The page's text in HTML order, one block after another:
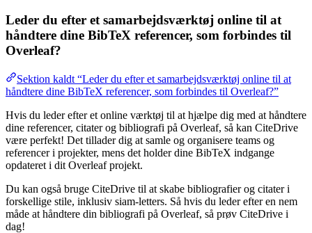
Leder du efter et samarbejdsværktøj online til at
håndtere dine BibTeX referencer, som forbindes til
Overleaf?
Sektion kaldt “Leder du efter et samarbejdsværktøj online til at
håndtere dine BibTeX referencer, som forbindes til Overleaf?”
Hvis du leder efter et online værktøj til at hjælpe dig med at håndtere
dine referencer, citater og bibliografi på Overleaf, så kan CiteDrive
være perfekt! Det tillader dig at samle og organisere teams og
referencer i projekter, mens det holder dine BibTeX indgange
opdateret i dit Overleaf projekt.
Du kan også bruge CiteDrive til at skabe bibliografier og citater i
forskellige stile, inklusiv siam-letters. Så hvis du leder efter en nem
måde at håndtere din bibliografi på Overleaf, så prøv CiteDrive i
dag!